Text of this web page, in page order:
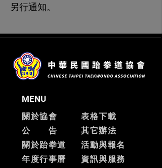
另行通知。
MENU
關於協會
公 告
關於跆拳道
​年度行事曆
表格下載
其它辦法
活動與報名
資訊與服務